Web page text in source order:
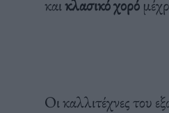
καικλασικό χορό
Οι καλλιτέχνες του